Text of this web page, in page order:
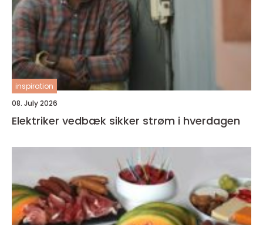
inspiration
08. July 2026
Elektriker vedbæk sikker strøm i hverdagen